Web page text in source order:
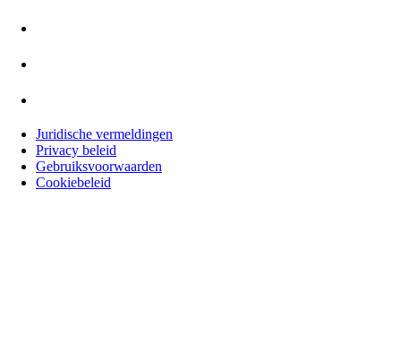
Juridische vermeldingen
Privacy beleid
Gebruiksvoorwaarden
Cookiebeleid